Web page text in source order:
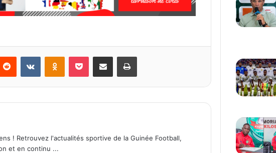
! Retrouvez l'actualités sportive de la Guinée Football,
et en continu ...